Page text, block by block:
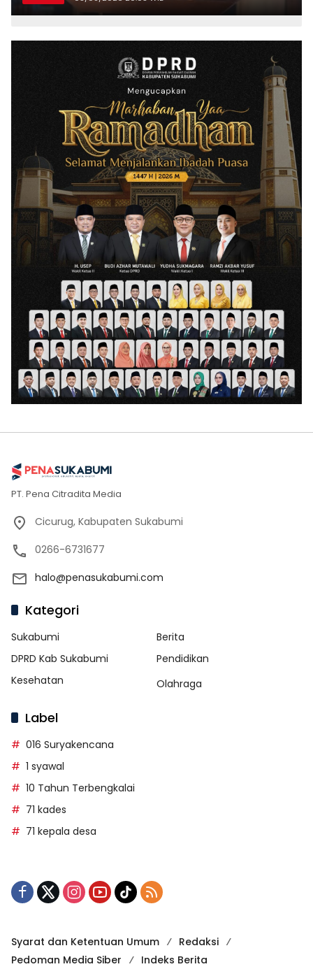
PT. Pena Citradita Media
Cicurug, Kabupaten Sukabumi
0266-6731677
halo@penasukabumi.com
Kategori
Sukabumi
Berita
DPRD Kab Sukabumi
Pendidikan
Kesehatan
Olahraga
Label
016 Suryakencana
1 syawal
10 Tahun Terbengkalai
71 kades
71 kepala desa
Syarat dan Ketentuan Umum
Redaksi
Pedoman Media Siber
Indeks Berita